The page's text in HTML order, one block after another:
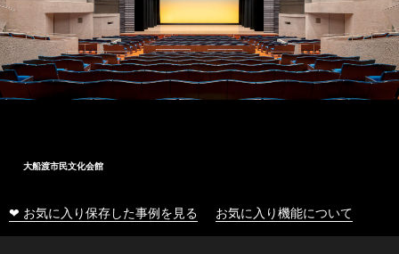
大船渡市民文化会館
❤ お気に入り保存した事例を見る お気に入り機能について